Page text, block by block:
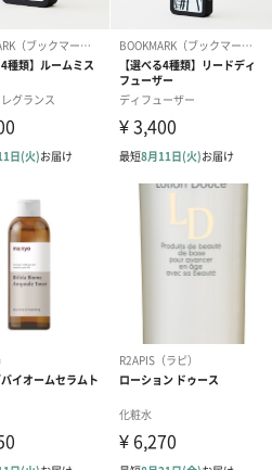
写真・グリーティング）
インは一部変更する場合がありま